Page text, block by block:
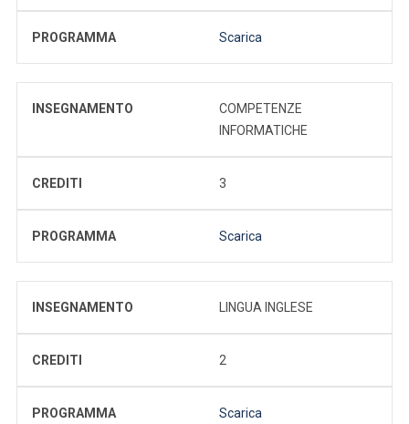
PROGRAMMA Scarica
INSEGNAMENTO
COMPETENZE
INFORMATICHE
CREDITI 3
PROGRAMMA Scarica
INSEGNAMENTO LINGUA INGLESE
CREDITI 2
PROGRAMMA Scarica